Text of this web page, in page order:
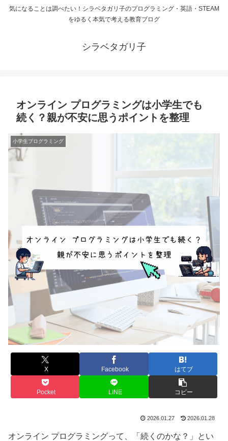
気になることは調べたい！シラベタガリ子のプログラミング・英語・STEAM
をゆるく本気で考える教育ブログ
シラベタガリ子
オンライン プログラミングは小学生でも
続く？親が不安に思うポイントを整理
小学生プログラミング
X Facebook はてブ
Pocket LINE コピー
2026.01.27 2026.01.28
オンライン プログラミングって、「続くのかな？」とい